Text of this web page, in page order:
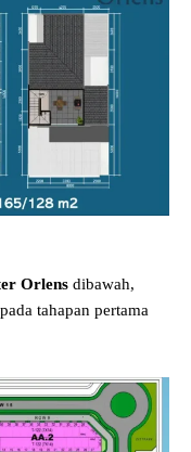
Orlens dibawah,
tahapan pertama